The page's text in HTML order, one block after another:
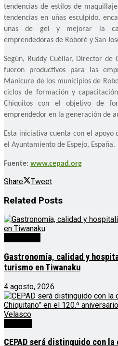
tendencias de estilos de
tendencias en uñas esculpido,
uñas de gel y mejorar la
emprendedoras de Roboré y San
Según, Ruddy Cuéllar, Director de
fueron productivos para las
Manicure de los municipios de
ciclos de formación y
Chiquitos con el objetivo de
emprendedor en la generación de
Esta iniciativa cuenta con el apoyo
el Ayuntamiento de Espejo, España.
Fuente: www.cepad.org
Share Tweet
Related Posts
Gastronomía, calidad y
turismo en Tiwanaku
4 agosto, 2026
CEPAD será distinguido con